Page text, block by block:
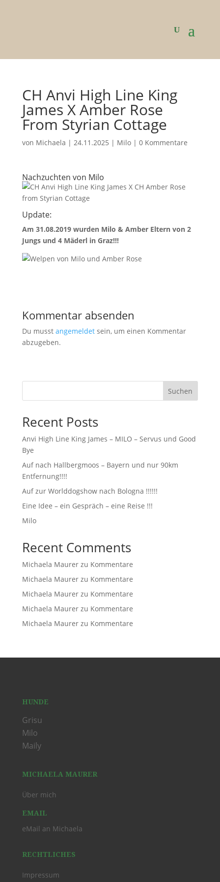
CH Anvi High Line King
James X Amber Rose
From Styrian Cottage
von Michaela | 24.11.2025 | Milo| 0 Kommentare
Nachzuchten von Milo
Update:
Am 31.08.2019 wurden Milo & Amber Eltern von 2
Jungs und 4 Mäderl in Graz!!!
Kommentar absenden
Du musst angemeldetsein, um einen Kommentar
abzugeben.
Suchen
Recent Posts
Anvi High Line King James – MILO – Servus und Good
Bye
Auf nach Hallbergmoos – Bayern und nur 90km
Entfernung!!!!
Auf zur Worlddogshow nach Bologna !!!!!!
Eine Idee – ein Gespräch – eine Reise !!!
Milo
Recent Comments
Michaela Maurerzu Kommentare
Michaela Maurerzu Kommentare
Michaela Maurerzu Kommentare
Michaela Maurerzu Kommentare
Michaela Maurerzu Kommentare
HUNDE
Grisu
Milo
Maily
MICHAELA MAURER
Über mich
EMAIL
eMail an Michaela
RECHTLICHES
Impressum